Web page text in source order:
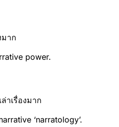
มาก
power.
าเรื่องมาก
‘narratology’.